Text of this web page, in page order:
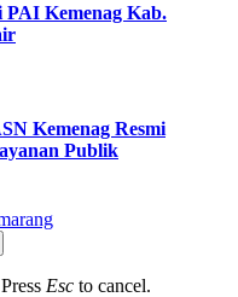
PAI Kemenag Kab.
Kemenag Resmi
Publik
Esc to cancel.